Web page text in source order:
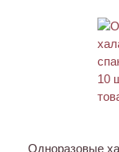
Одноразовые